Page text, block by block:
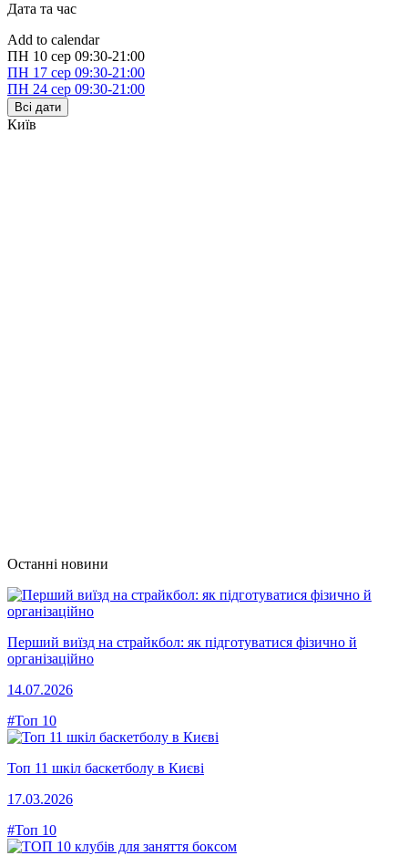
Дата та час
Add to calendar
ПН 10 сер 09:30-21:00
ПН 17 сер 09:30-21:00
ПН 24 сер 09:30-21:00
Всі дати
Київ
Останні новини
Перший виїзд на страйкбол: як підготуватися фізично й
організаційно
14.07.2026
#Топ 10
Топ 11 шкіл баскетболу в Києві
17.03.2026
#Топ 10